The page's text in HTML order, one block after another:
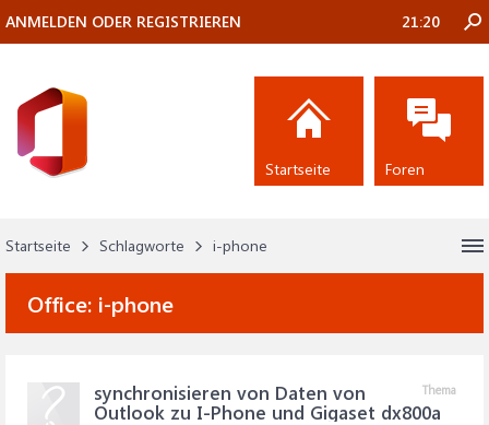
Startseite Schlagworte i-phone
Office: i-phone
Thema
synchronisieren von Daten von
Outlook zu I-Phone und Gigaset dx800a
ANMELDEN ODER REGISTRIEREN 21:20
Startseite Foren